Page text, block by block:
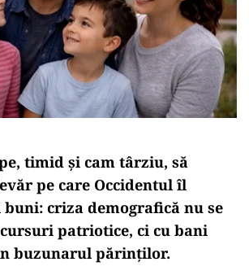
timid și cam târziu, să
pe care Occidentul îl
buni: criza demografică nu se
patriotice, ci cu bani
buzunarul părinților.